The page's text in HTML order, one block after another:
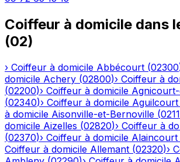
Coiffeur à domicile dans
(02)
› Coiffeur à domicile Abbécourt (02300
domicile Achery (02800)› Coiffeur à
(02200)› Coiffeur à domicile
(02340)› Coiffeur à domicile Aguilcourt
à domicile Aisonville-et-Bernoville (
domicile Aizelles (02820)› Coiffeur à
(02370)› Coiffeur à domicile Alaincourt
Coiffeur à domicile Allemant (02320)›